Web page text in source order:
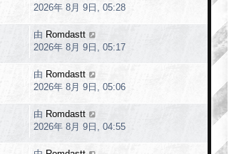
2026年 8月 9日, 05:28
由 Romdastt
2026年 8月 9日, 05:17
由 Romdastt
2026年 8月 9日, 05:06
由 Romdastt
2026年 8月 9日, 04:55